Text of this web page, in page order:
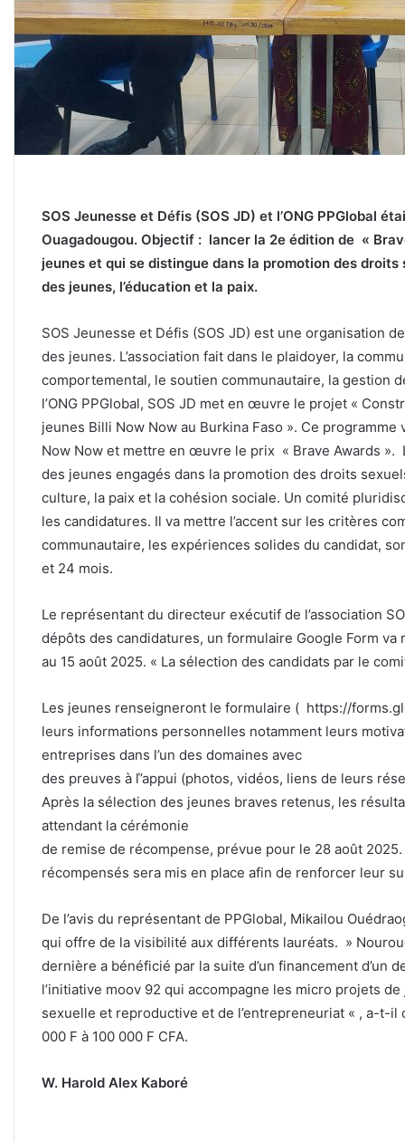
SOS Jeunesse et Défis (SOS JD) et l’ONG PPGlobal
Ouagadougou. Objectif : lancer la 2e édition de «
jeunes et qui se distingue dans la promotion des
des jeunes, l’éducation et la paix.
SOS Jeunesse et Défis (SOS JD) est une organisation
des jeunes. L’association fait dans le plaidoyer, la
comportemental, le soutien communautaire, la gestion
l’ONG PPGlobal, SOS JD met en œuvre le projet «
jeunes Billi Now Now au Burkina Faso ». Ce
Now Now et mettre en œuvre le prix « Brave Awards
des jeunes engagés dans la promotion des droits
culture, la paix et la cohésion sociale. Un comité
les candidatures. Il va mettre l’accent sur les critères
communautaire, les expériences solides du candidat,
et 24 mois.
Le représentant du directeur exécutif de l’association
dépôts des candidatures, un formulaire Google Form
au 15 août 2025. « La sélection des candidats par le
Les jeunes renseigneront le formulaire ( https://
leurs informations personnelles notamment leurs
entreprises dans l’un des domaines avec
des preuves à ľ’appui (photos, vidéos, liens de leurs
Après la sélection des jeunes braves retenus, les
attendant la cérémonie
de remise de récompense, prévue pour le 28 août
récompensés sera mis en place afin de renforcer leur
De l’avis du représentant de PPGlobal, Mikailou
qui offre de la visibilité aux différents lauréats. »
dernière a bénéficié par la suite d’un financement d’un
l’initiative moov 92 qui accompagne les micro projets
sexuelle et reproductive et de l’entrepreneuriat « , a-t-
000 F à 100 000 F CFA.
W. Harold Alex Kaboré